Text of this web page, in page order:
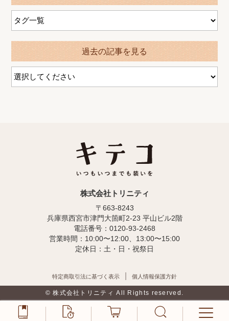
過去の記事を見る
株式会社トリニティ
〒663-8243
兵庫県西宮市津門大箇町2-23 平山ビル2階
電話番号：0120-93-2468
営業時間：10:00〜12:00、13:00〜15:00
定休日：土・日・祝祭日
特定商取引法に基づく表示 個人情報保護方針
© 株式会社トリニティ All Rights reserved.